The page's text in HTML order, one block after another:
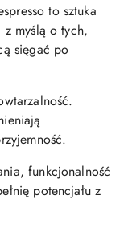
to sztuka
z myślą o tych,
sięgać po
funkcjonalność
potencjału z